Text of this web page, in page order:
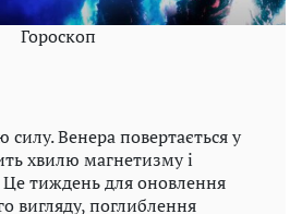
Гороскоп
силу. Венера повертається у
хвилю магнетизму і
Це тиждень для оновлення
вигляду, поглиблення